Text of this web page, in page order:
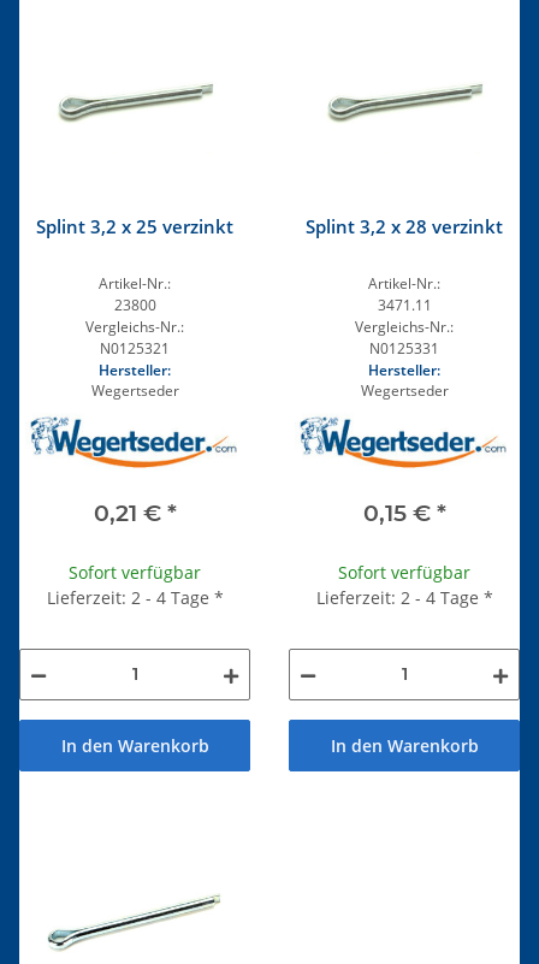
Splint 3,2 x 25 verzinkt
Artikel-Nr.:
23800
Vergleichs-Nr.:
N0125321
Hersteller:
Wegertseder
0,21 € *
Sofort verfügbar
Lieferzeit: 2 - 4 Tage *
In den Warenkorb
Splint 3,2 x 28 verzinkt
Artikel-Nr.:
3471.11
Vergleichs-Nr.:
N0125331
Hersteller:
Wegertseder
0,15 € *
Sofort verfügbar
Lieferzeit: 2 - 4 Tage *
In den Warenkorb